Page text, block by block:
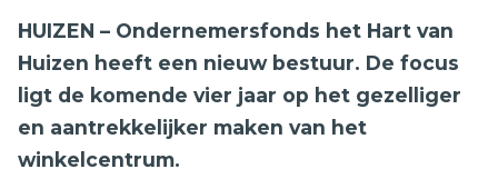
HUIZEN – Ondernemersfonds het Hart van
Huizen heeft een nieuw bestuur. De focus
ligt de komende vier jaar op het gezelliger
en aantrekkelijker maken van het
winkelcentrum.